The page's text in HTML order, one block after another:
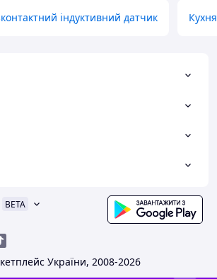
індуктивний датчик
BETA
України, 2008-2026